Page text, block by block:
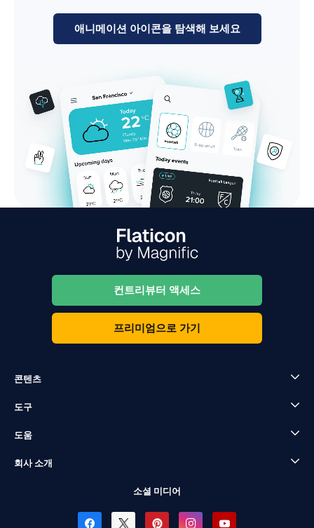
애니메이션 아이콘을 탐색해 보세요
컨트리뷰터 액세스
프리미엄으로 가기
콘텐츠
도구
도움
회사 소개
소셜 미디어